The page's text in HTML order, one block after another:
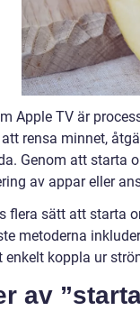
Apple TV är
rensa minnet,
Genom att starta
av appar eller
flera sätt att starta
metoderna
enkelt koppla ur
av